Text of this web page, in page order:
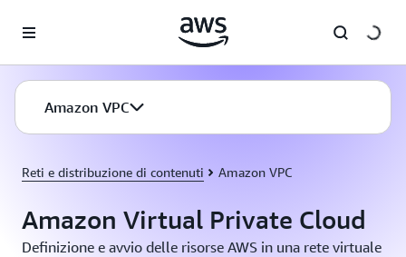
Amazon VPC
Reti e distribuzione di contenuti Amazon VPC
Amazon Virtual Private Cloud
Definizione e avvio delle risorse AWS in una rete virtuale